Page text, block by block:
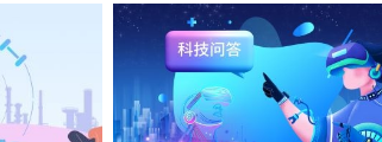
有什么作用？